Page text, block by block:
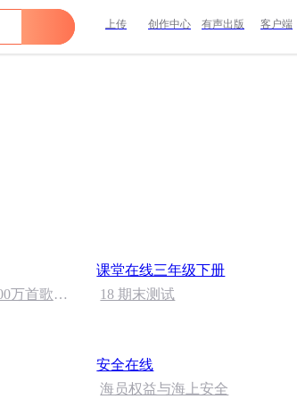
上传 创作中心 有声出版 客户端
万首歌，
课堂在线三年级下册
18 期末测试
安全在线
海员权益与海上安全